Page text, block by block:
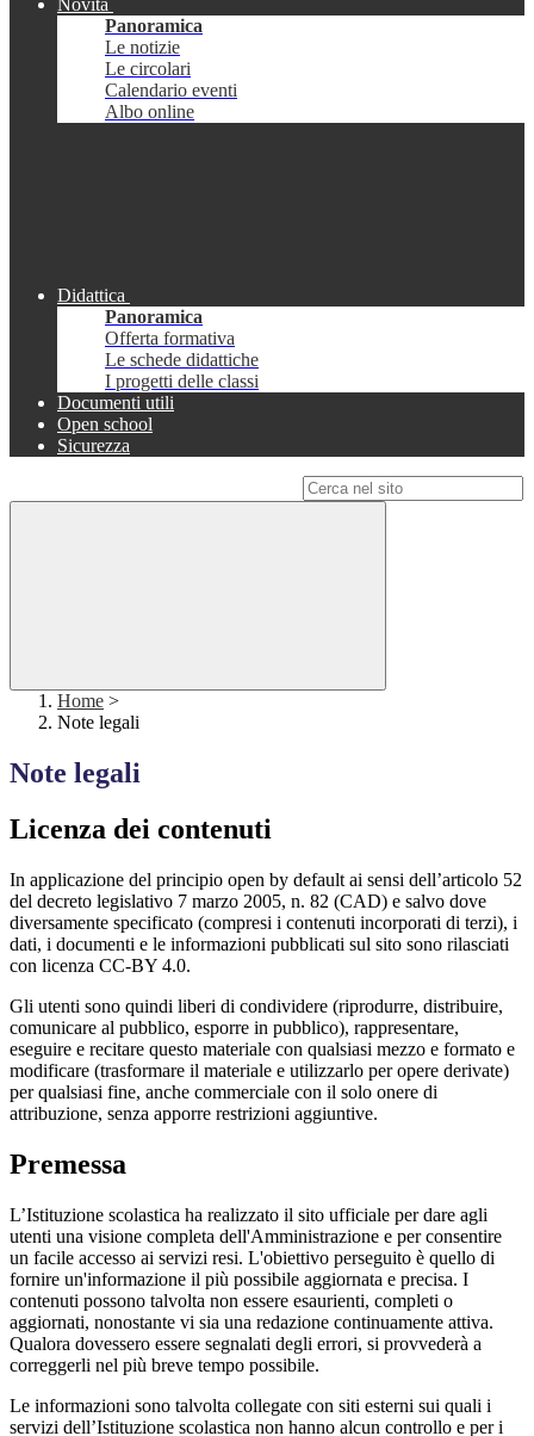
Novità
Panoramica
Le notizie
Le circolari
Calendario eventi
Albo online
Didattica
Panoramica
Offerta formativa
Le schede didattiche
I progetti delle classi
Documenti utili
Open school
Sicurezza
Home >
Note legali
Note legali
Licenza dei contenuti
In applicazione del principio open by default ai sensi dell’articolo 52
del decreto legislativo 7 marzo 2005, n. 82 (CAD) e salvo dove
diversamente specificato (compresi i contenuti incorporati di terzi), i
dati, i documenti e le informazioni pubblicati sul sito sono rilasciati
con licenza CC-BY 4.0.
Gli utenti sono quindi liberi di condividere (riprodurre, distribuire,
comunicare al pubblico, esporre in pubblico), rappresentare,
eseguire e recitare questo materiale con qualsiasi mezzo e formato e
modificare (trasformare il materiale e utilizzarlo per opere derivate)
per qualsiasi fine, anche commerciale con il solo onere di
attribuzione, senza apporre restrizioni aggiuntive.
Premessa
L’Istituzione scolastica ha realizzato il sito ufficiale per dare agli
utenti una visione completa dell'Amministrazione e per consentire
un facile accesso ai servizi resi. L'obiettivo perseguito è quello di
fornire un'informazione il più possibile aggiornata e precisa. I
contenuti possono talvolta non essere esaurienti, completi o
aggiornati, nonostante vi sia una redazione continuamente attiva.
Qualora dovessero essere segnalati degli errori, si provvederà a
correggerli nel più breve tempo possibile.
Le informazioni sono talvolta collegate con siti esterni sui quali i
servizi dell’Istituzione scolastica non hanno alcun controllo e per i